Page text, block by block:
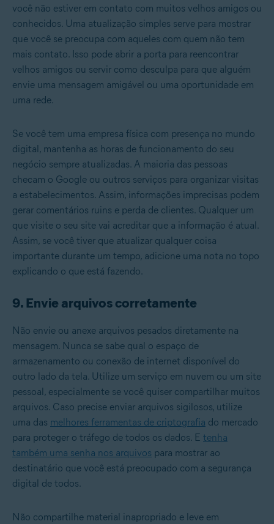
você não estiver em contato com muitos velhos amigos ou
conhecidos. Uma atualização simples serve para mostrar
que você se preocupa com aqueles com quem não tem
mais contato. Isso pode abrir a porta para reencontrar
velhos amigos ou servir como desculpa para que alguém
envie uma mensagem amigável ou uma oportunidade em
uma rede.
Se você tem uma empresa física com presença no mundo
digital, mantenha as horas de funcionamento do seu
negócio sempre atualizadas. A maioria das pessoas
checam o Google ou outros serviços para organizar visitas
a estabelecimentos. Assim, informações imprecisas podem
gerar comentários ruins e perda de clientes. Qualquer um
que visite o seu site vai acreditar que a informação é atual.
Assim, se você tiver que atualizar qualquer coisa
importante durante um tempo, adicione uma nota no topo
explicando o que está fazendo.
9. Envie arquivos corretamente
Não envie ou anexe arquivos pesados diretamente na
mensagem. Nunca se sabe qual o espaço de
armazenamento ou conexão de internet disponível do
outro lado da tela. Utilize um serviço em nuvem ou um site
pessoal, especialmente se você quiser compartilhar muitos
arquivos. Caso precise enviar arquivos sigilosos, utilize
uma das melhores ferramentas de criptografia do mercado
para proteger o tráfego de todos os dados. E tenha
também uma senha nos arquivos para mostrar ao
destinatário que você está preocupado com a segurança
digital de todos.
Não compartilhe material inapropriado e leve em